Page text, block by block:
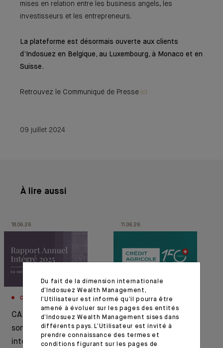
mises en relation entre les business angels, les
investisseurs et les entrepreneurs.
La plateforme est désormais ouverte aux clients
d’Indosuez en Belgique, au Luxembourg, à Monaco et en
Suisse.
Retrouvez le Communiqué de Presse ici
09 juillet 2024
À lire aussi
18.06.26
CORPORATE
CA Indosuez publie
son rapport annuel
intégré 2025
11.06.26
CORPORATE
1876–2026 : Crédit
Agricole célèbre 150
ans d’histoire en
Du fait de la dimension internationale
d’Indosuez Wealth Management,
l’Utilisateur est informé qu’il pourra être
amené à évoluer sur les pages des entités
d’Indosuez Wealth Management sises dans
différents pays. L’Utilisateur est invité à
prendre connaissance des termes et
conditions figurant sur les pages de